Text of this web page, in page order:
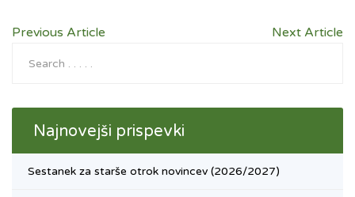
Previous Article Next Article
Najnovejši prispevki
Sestanek za starše otrok novincev (2026/2027)